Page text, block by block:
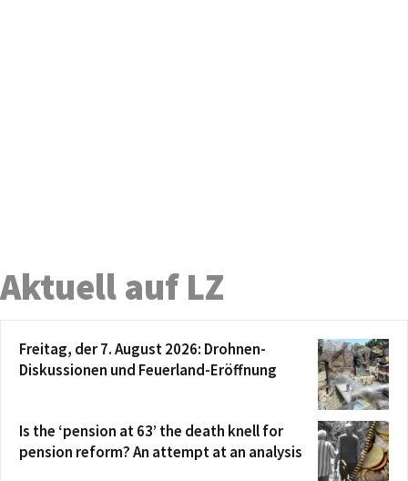
Aktuell auf LZ
Freitag, der 7. August 2026: Drohnen-
Diskussionen und Feuerland-Eröffnung
Is the ‘pension at 63’ the death knell for
pension reform? An attempt at an analysis